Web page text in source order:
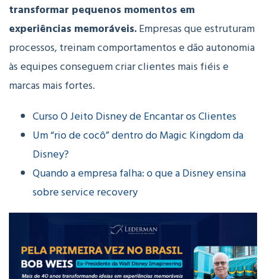
transformar pequenos momentos em
experiências memoráveis.Empresas que estruturam
processos, treinam comportamentos e dão autonomia
às equipes conseguem criar clientes mais fiéis e
marcas mais fortes.
Curso O Jeito Disney de Encantar os Clientes
Um “rio de cocô” dentro do Magic Kingdom da
Disney?
Quando a empresa falha: o que a Disney ensina
sobre service recovery